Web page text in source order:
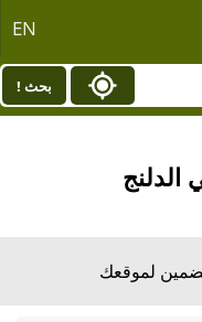
EN
بحث !
الدلنج
لموقعك